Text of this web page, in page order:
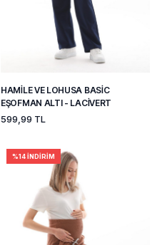
HAMILE VE LOHUSA BASIC
EŞOFMAN ALTI - LACIVERT
599,99 TL
%14 İNDIRIM